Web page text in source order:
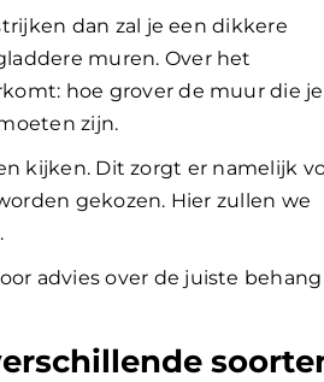
dan zal je een dikkere
muren. Over het
hoe grover de muur die je
zijn.
kijken. Dit zorgt er namelijk
gekozen. Hier zullen we
advies over de juiste behang